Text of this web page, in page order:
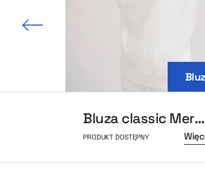
Bluza classic MerchUp
PRODUKT DOSTĘPNY